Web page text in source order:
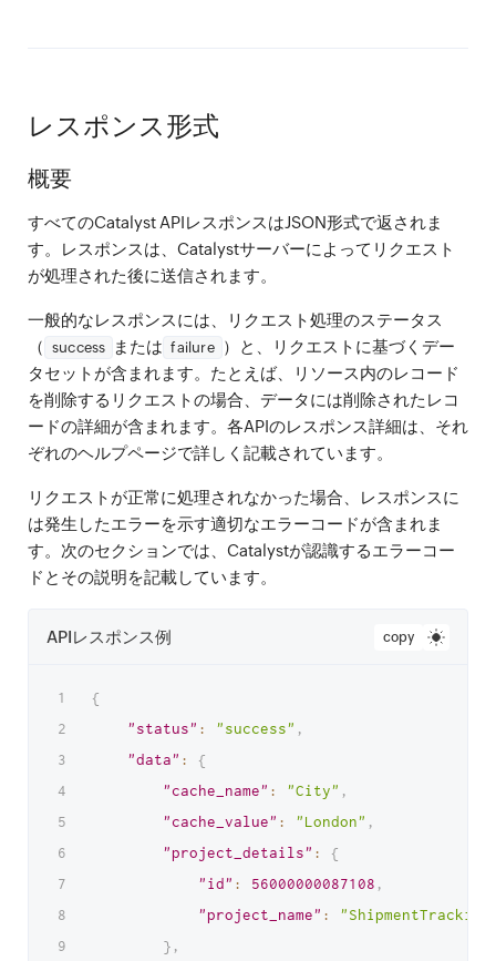
レスポンス形式
概要
すべてのCatalyst APIレスポンスはJSON形式で返されま
す。レスポンスは、Catalystサーバーによってリクエスト
が処理された後に送信されます。
一般的なレスポンスには、リクエスト処理のステータス
（ success または failure
）と、リクエストに基づくデー
タセットが含まれます。たとえば、リソース内のレコード
を削除するリクエストの場合、データには削除されたレコ
ードの詳細が含まれます。各APIのレスポンス詳細は、それ
ぞれのヘルプページで詳しく記載されています。
リクエストが正常に処理されなかった場合、レスポンスに
は発生したエラーを示す適切なエラーコードが含まれま
す。次のセクションでは、Catalystが認識するエラーコー
ドとその説明を記載しています。
APIレスポンス例 copy
{
"status" : "success" ,
"data" :
{
"cache_name" : "City" ,
"cache_value" : "London" ,
"project_details" :
{
"id" : 56000000087108 ,
"project_name" :
} ,